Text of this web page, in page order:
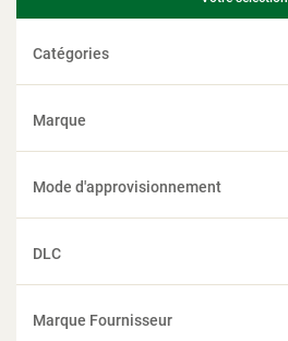
Catégories
Marque
Mode d'approvisionnement
DLC
Marque Fournisseur